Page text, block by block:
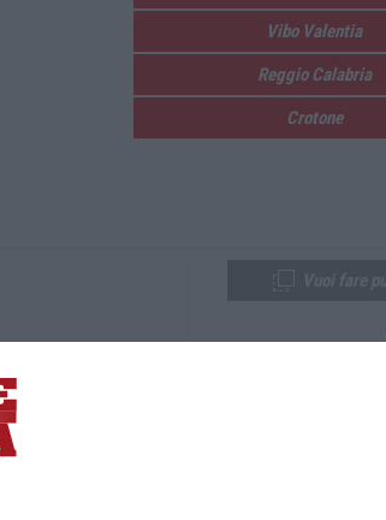
Vibo Valentia
Reggio Calabria
Crotone